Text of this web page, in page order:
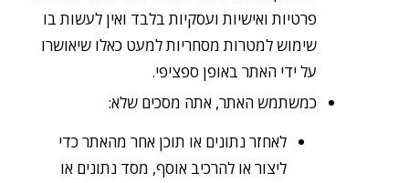
פרטיות ואישיות ועסקיות בלבד ואין לעשות בו
שימוש למטרות מסחריות למעט כאלו שיאושרו
על ידי האתר באופן ספציפי.
כמשתמש האתר, אתה מסכים שלא:
לאחזר נתונים או תוכן אחר מהאתר כדי
ליצור או להרכיב אוסף, מסד נתונים או